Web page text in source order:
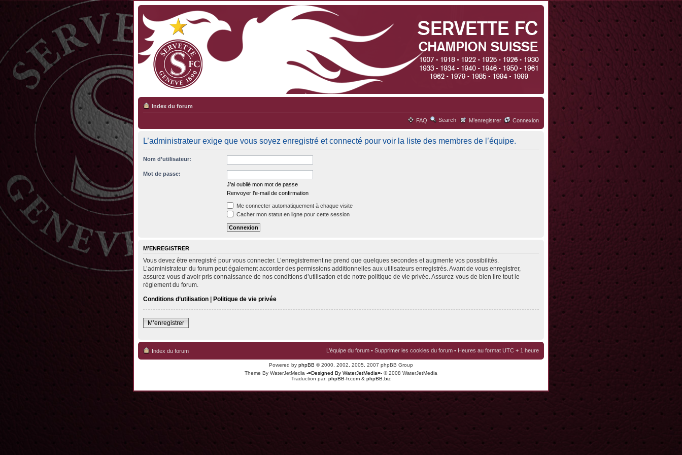
Index du forum
FAQ Search M’enregistrer Connexion
L’administrateur exige que vous soyez enregistré et connecté pour voir la liste des membres de l’équipe.
Nom d’utilisateur:
Mot de passe:
J’ai oublié mon mot de passe
Renvoyer l’e-mail de confirmation
Me connecter automatiquement à chaque visite
Cacher mon statut en ligne pour cette session
M’ENREGISTRER
Vous devez être enregistré pour vous connecter. L’enregistrement ne prend que quelques secondes et augmente vos possibilités.
L’administrateur du forum peut également accorder des permissions additionnelles aux utilisateurs enregistrés. Avant de vous enregistrer,
assurez-vous d’avoir pris connaissance de nos conditions d’utilisation et de notre politique de vie privée. Assurez-vous de bien lire tout le
règlement du forum.
Conditions d’utilisation | Politique de vie privée
M’enregistrer
Index du forum L’équipe du forum • Supprimer les cookies du forum • Heures au format UTC + 1 heure
Powered by phpBB © 2000, 2002, 2005, 2007 phpBB Group
Theme By WaterJetMedia -=Designed By WaterJetMedia=- © 2008 WaterJetMedia
Traduction par: phpBB-fr.com & phpBB.biz